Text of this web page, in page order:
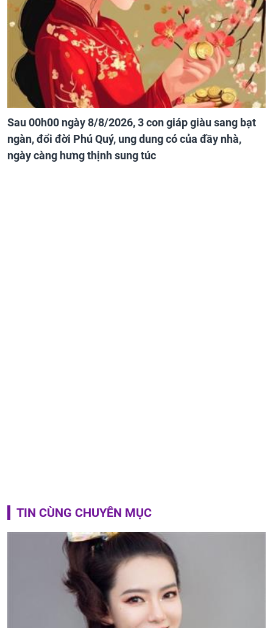
Sau 00h00 ngày 8/8/2026, 3 con giáp giàu sang bạt
ngàn, đổi đời Phú Quý, ung dung có của đầy nhà,
ngày càng hưng thịnh sung túc
TIN CÙNG CHUYÊN MỤC